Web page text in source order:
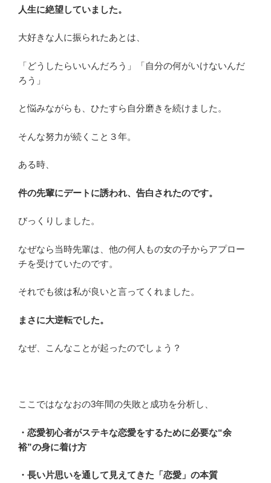
人生に絶望していました。
大好きな人に振られたあとは、
「どうしたらいいんだろう」「自分の何がいけないんだ
ろう」
と悩みながらも、ひたすら自分磨きを続けました。
そんな努力が続くこと３年。
ある時、
件の先輩にデートに誘われ、告白されたのです。
びっくりしました。
なぜなら当時先輩は、他の何人もの女の子からアプロー
チを受けていたのです。
それでも彼は私が良いと言ってくれました。
まさに大逆転でした。
なぜ、こんなことが起ったのでしょう？
ここではななおの3年間の失敗と成功を分析し、
・恋愛初心者がステキな恋愛をするために必要な“余
裕”の身に着け方
・長い片思いを通して見えてきた「恋愛」の本質